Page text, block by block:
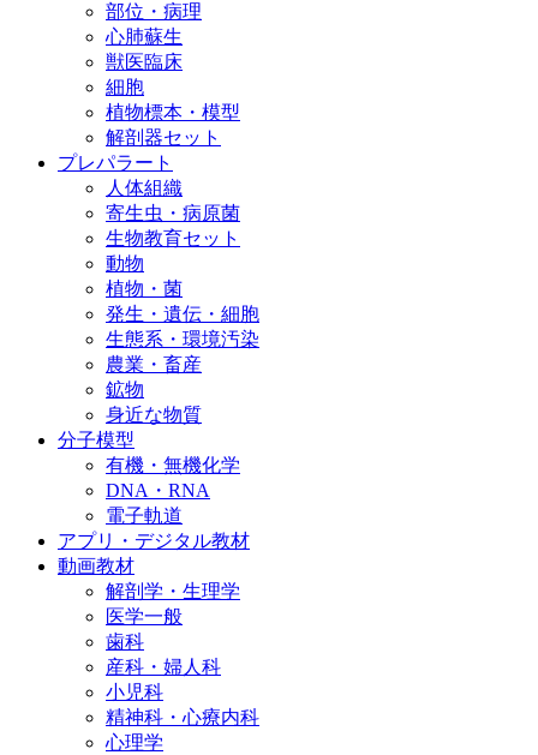
部位・病理
心肺蘇生
獣医臨床
細胞
植物標本・模型
解剖器セット
プレパラート
人体組織
寄生虫・病原菌
生物教育セット
動物
植物・菌
発生・遺伝・細胞
生態系・環境汚染
農業・畜産
鉱物
身近な物質
分子模型
有機・無機化学
DNA・RNA
電子軌道
アプリ・デジタル教材
動画教材
解剖学・生理学
医学一般
歯科
産科・婦人科
小児科
精神科・心療内科
心理学